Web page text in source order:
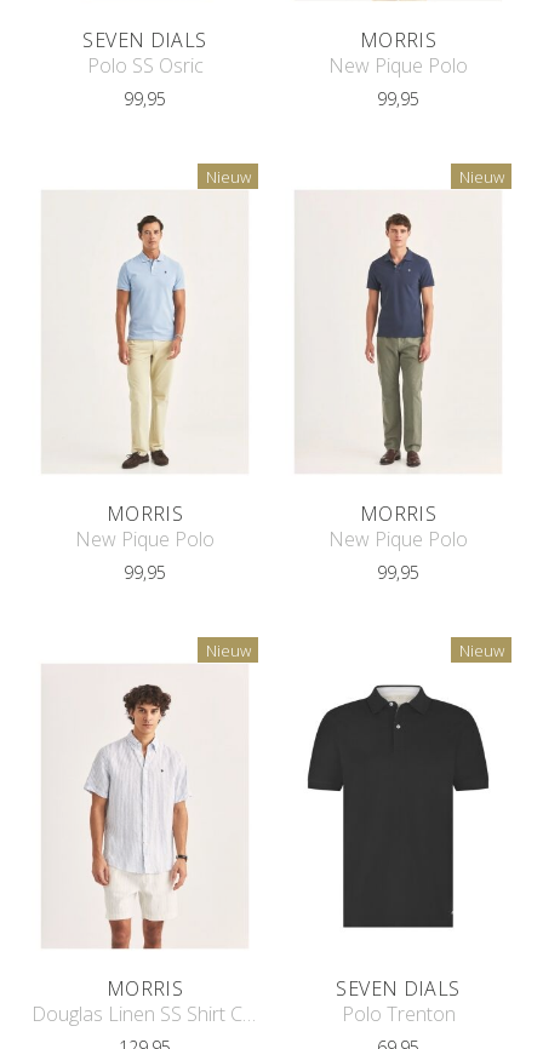
SEVEN DIALS
Polo SS Osric
99,95
MORRIS
New Pique Polo
99,95
MORRIS
New Pique Polo
99,95
Nieuw
MORRIS
New Pique Polo
99,95
Nieuw
MORRIS
Douglas Linen SS Shirt Classic Fit
Nieuw
SEVEN DIALS
Polo Trenton
Nieuw